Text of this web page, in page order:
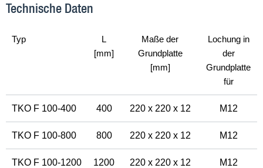
Technische Daten
Typ
L
[mm]
Maße der
Grundplatte
[mm]
Lochung in
der
Grundplatte
für
TKO F 100-400 400 220 x 220 x 12 M12
TKO F 100-800 800 220 x 220 x 12 M12
TKO F 100-1200 1200 220 x 220 x 12 M12